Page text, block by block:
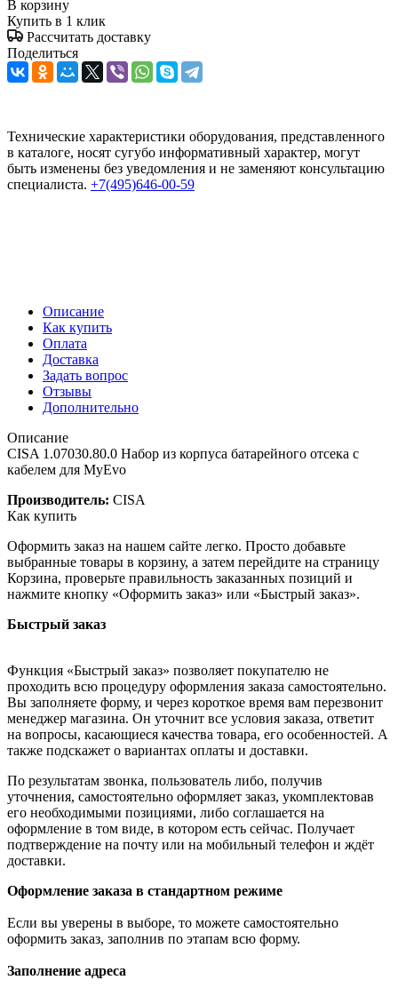
В корзину
Купить в 1 клик
Рассчитать доставку
Поделиться
Технические характеристики оборудования, представленного
в каталоге, носят сугубо информативный характер, могут
быть изменены без уведомления и не заменяют консультацию
специалиста. +7(495)646-00-59
Описание
Как купить
Оплата
Доставка
Задать вопрос
Отзывы
Дополнительно
Описание
CISA 1.07030.80.0 Набор из корпуса батарейного отсека с
кабелем для MyEvo
Производитель: CISA
Как купить
Оформить заказ на нашем сайте легко. Просто добавьте
выбранные товары в корзину, а затем перейдите на страницу
Корзина, проверьте правильность заказанных позиций и
нажмите кнопку «Оформить заказ» или «Быстрый заказ».
Быстрый заказ
Функция «Быстрый заказ» позволяет покупателю не
проходить всю процедуру оформления заказа самостоятельно.
Вы заполняете форму, и через короткое время вам перезвонит
менеджер магазина. Он уточнит все условия заказа, ответит
на вопросы, касающиеся качества товара, его особенностей. А
также подскажет о вариантах оплаты и доставки.
По результатам звонка, пользователь либо, получив
уточнения, самостоятельно оформляет заказ, укомплектовав
его необходимыми позициями, либо соглашается на
оформление в том виде, в котором есть сейчас. Получает
подтверждение на почту или на мобильный телефон и ждёт
доставки.
Оформление заказа в стандартном режиме
Если вы уверены в выборе, то можете самостоятельно
оформить заказ, заполнив по этапам всю форму.
Заполнение адреса